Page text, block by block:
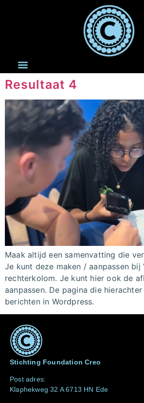
Resultaat 4
Maak altijd een samenvatting die
Je kunt deze maken / aanpassen bij
rechterkolom. Je kunt hier ook de
aanpassen. De pagina die
berichten in Wordpress.
Stichting Foundation Creo
Post adres:
Klaphekweg 32 A 6713 HN Ede